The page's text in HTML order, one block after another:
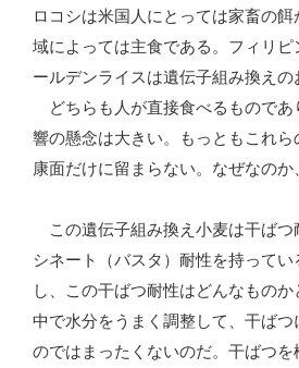
ロコシは米国人にとっては家畜の
域によっては主食である。フィリ
ールデンライスは遺伝子組み換えの
どちらも人が直接食べるものであ
響の懸念は大きい。もっともこれ
康面だけに留まらない。なぜなのか
この遺伝子組み換え小麦は干ばつ
シネート（バスタ）耐性を持って
し、この干ばつ耐性はどんなもの
中で水分をうまく調整して、干ばつ
のではまったくないのだ。干ばつ